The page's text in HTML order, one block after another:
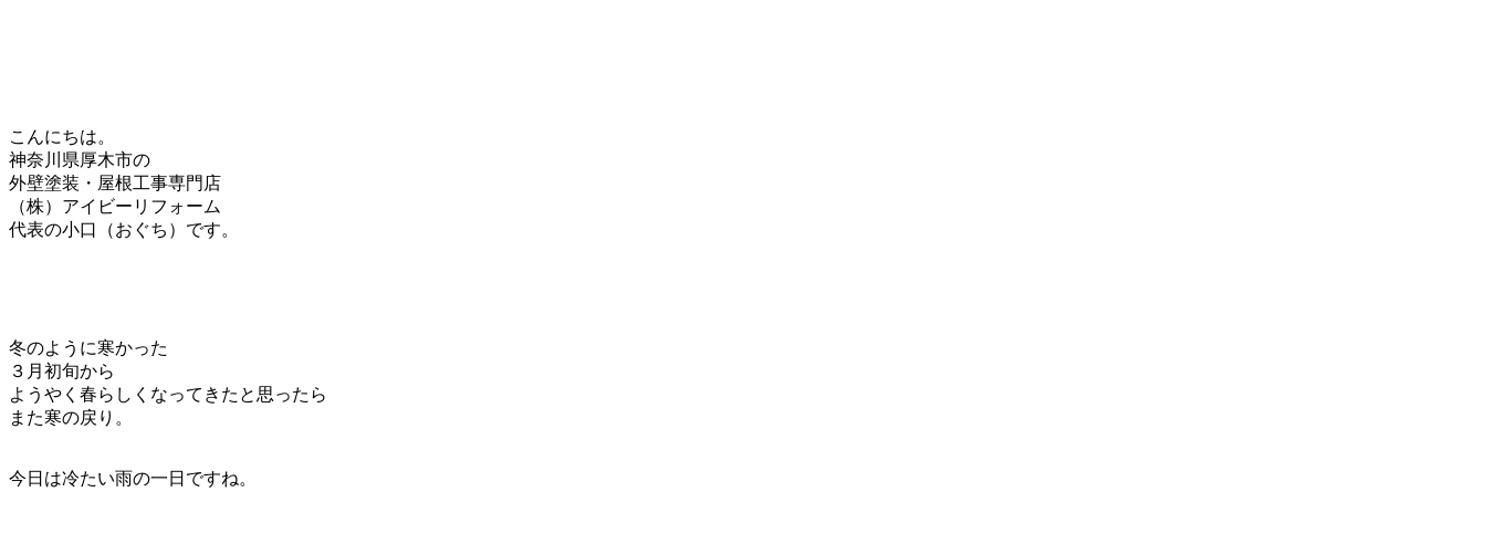
こんにちは。
神奈川県厚木市の
外壁塗装・屋根工事専門店
（株）アイビーリフォーム
代表の小口（おぐち）です。
冬のように寒かった
３月初旬から
ようやく春らしくなってきたと思ったら
また寒の戻り。
今日は冷たい雨の一日ですね。